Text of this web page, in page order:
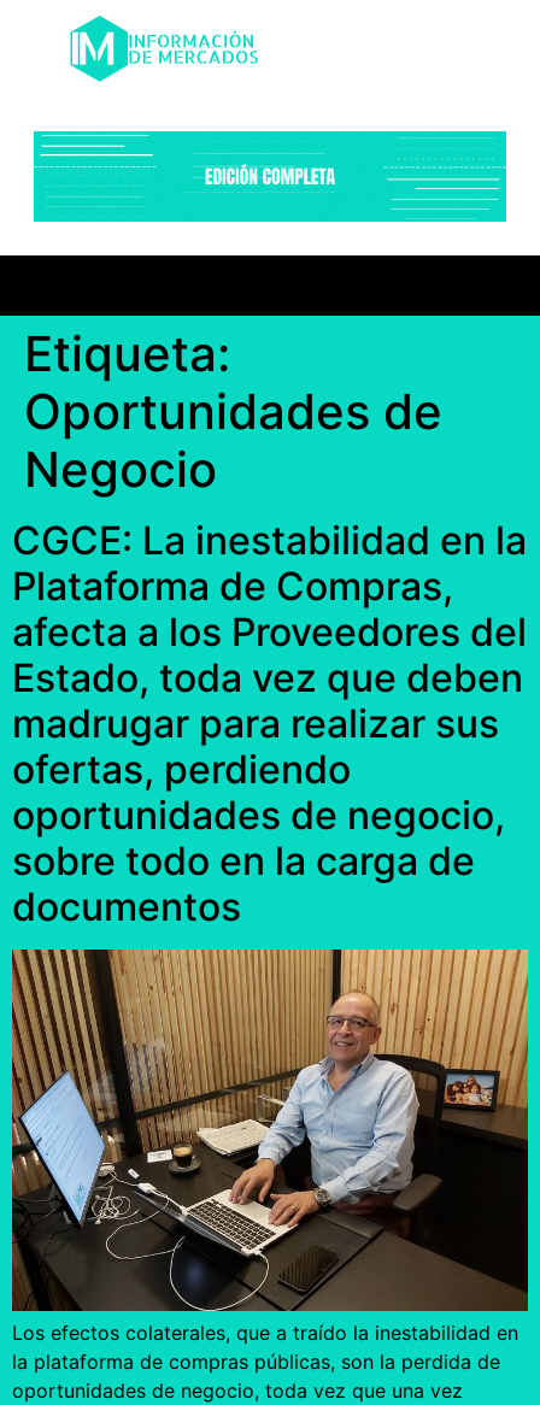
Etiqueta:
Oportunidades de
Negocio
CGCE: La inestabilidad en la
Plataforma de Compras,
afecta a los Proveedores del
Estado, toda vez que deben
madrugar para realizar sus
ofertas, perdiendo
oportunidades de negocio,
sobre todo en la carga de
documentos
Los efectos colaterales, que a traído la inestabilidad en
la plataforma de compras públicas, son la perdida de
oportunidades de negocio, toda vez que una vez